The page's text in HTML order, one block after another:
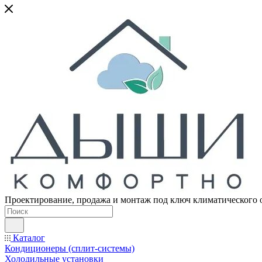
Проектирование, продажа и монтаж под ключ климатического
Каталог
Кондиционеры (сплит-системы)
Холодильные установки